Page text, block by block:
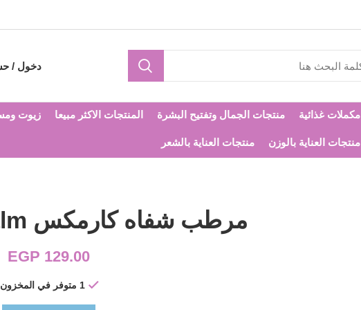
دخول /
مكملات غذائية منتجات الجمال وتفتيح البشرة المنتجات الاكثر مبيعا زيوت
منتجات العناية بالوزن منتجات العناية بالشعر
مرطب شفاه كارمكس carmex lip balm
EGP 129.00
1 متوفر في المخزون